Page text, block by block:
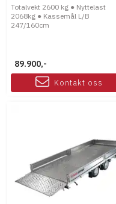
Totalvekt 2600 kg ● Nyttelast
2068kg ● Kassemål L/B
247/160cm
89.900,-
Kontakt oss